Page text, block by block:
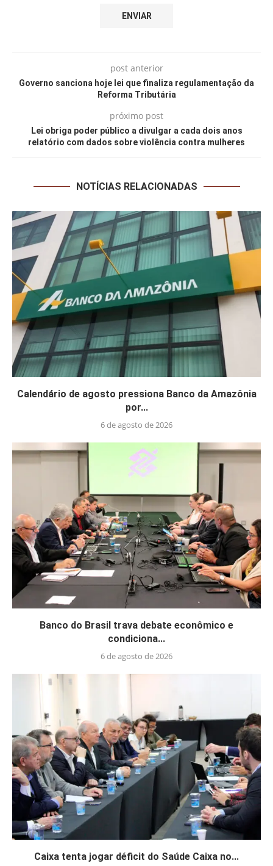
post anterior
Governo sanciona hoje lei que finaliza regulamentação da
Reforma Tributária
próximo post
Lei obriga poder público a divulgar a cada dois anos
relatório com dados sobre violência contra mulheres
NOTÍCIAS RELACIONADAS
Calendário de agosto pressiona Banco da Amazônia
por...
6 de agosto de 2026
Banco do Brasil trava debate econômico e
condiciona...
6 de agosto de 2026
Caixa tenta jogar déficit do Saúde Caixa no...